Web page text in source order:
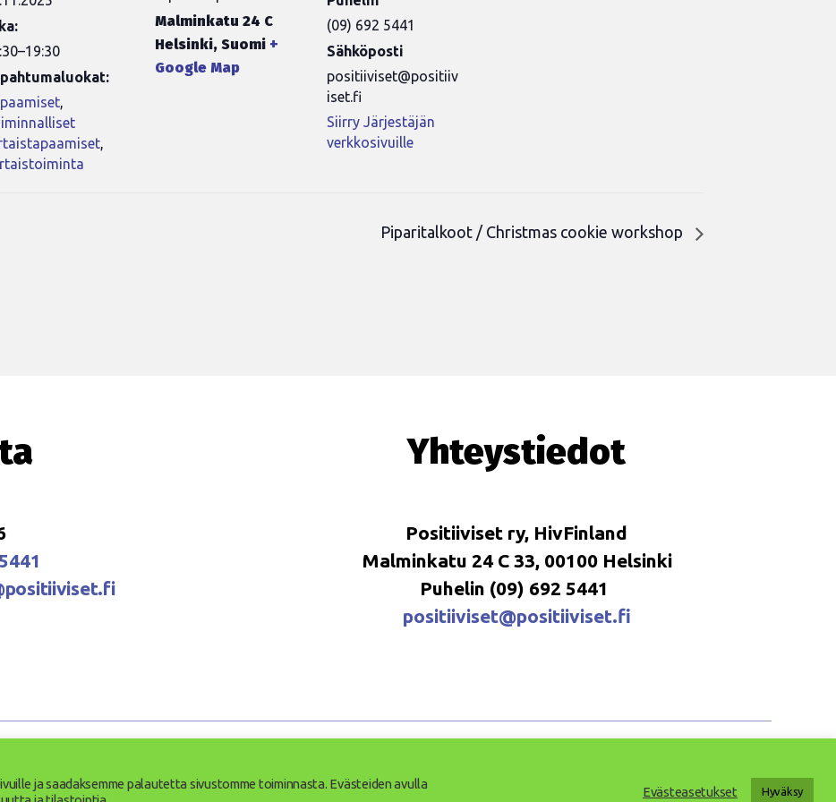
,
,
Malminkatu 24 C
Helsinki, Suomi +
Google Map
(09) 692 5441
Sähköposti
positiiviset@positiiv
iset.fi
Siirry Järjestäjän
verkkosivuille
Piparitalkoot / Christmas cookie workshop
Yhteystiedot
Positiiviset ry, HivFinland
Malminkatu 24 C 33, 00100 Helsinki
Puhelin (09) 692 5441
positiiviset@positiiviset.fi
ja saadaksemme palautetta sivustomme toiminnasta. Evästeiden avulla
Evästeasetukset Hyväksy